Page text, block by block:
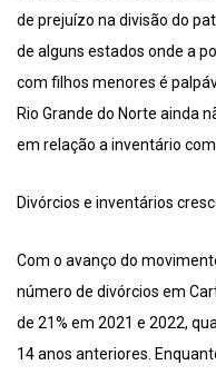
de prejuízo na divisão do
de alguns estados onde a
com filhos menores é
Rio Grande do Norte ainda
em relação a inventário
Divórcios e inventários
Com o avanço do
número de divórcios em
de 21% em 2021 e 2022,
14 anos anteriores.